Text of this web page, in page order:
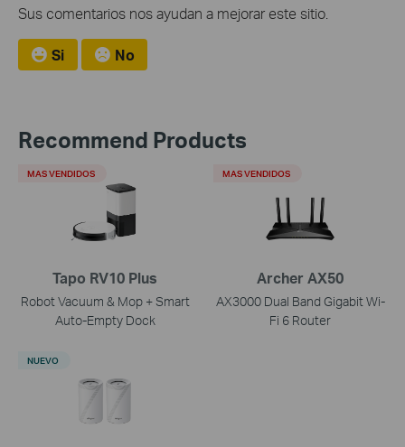
Sus comentarios nos ayudan a mejorar este sitio.
Si No
Recommend Products
Tapo RV10 Plus
Robot Vacuum & Mop + Smart
Auto-Empty Dock
MAS VENDIDOS
Archer AX50
AX3000 Dual Band Gigabit Wi-
Fi 6 Router
MAS VENDIDOS
NUEVO